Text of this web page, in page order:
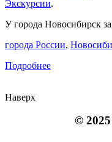
Экскурсии.
У города Новосибирск
города России,
Подробнее
Наверх
©